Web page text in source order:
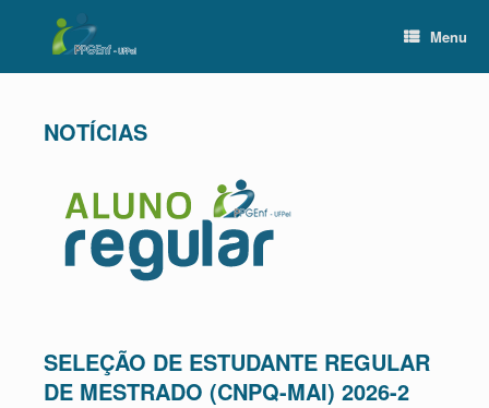
Menu
SELEÇÃO DE ESTUDANTE REGULAR
DE MESTRADO (CNPQ-MAI) 2026-2